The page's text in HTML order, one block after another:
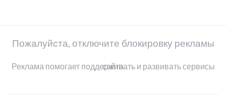
Пожалуйста, отключите блокировку рекламы
Реклама помогает поддерживать и развивать сервисы сайта